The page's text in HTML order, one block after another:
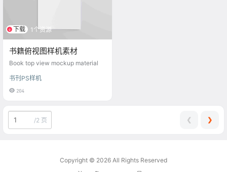
下载 1个资源
书籍俯视图样机素材
Book top view mockup material
书刊PS样机
204
/2 页 ❮ ❯
Copyright © 2026 All Rights Reserved